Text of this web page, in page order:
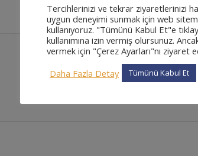
Tercihlerinizi ve tekrar ziyaretlerinizi
uygun deneyimi sunmak için web
kullanıyoruz. "Tümünü Kabul Et"e
kullanımına izin vermiş olursunuz.
vermek için "Çerez Ayarları"nı ziyaret
Daha Fazla Detay
Tümünü Kabul Et